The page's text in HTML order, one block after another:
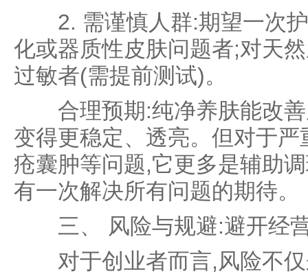
2. 需谨慎人群:期望一次护
化或器质性皮肤问题者;对天
过敏者(需提前测试)。
合理预期:纯净养肤能改善
变得更稳定、透亮。但对于
疮囊肿等问题,它更多是辅助
有一次解决所有问题的期待。
三、 风险与规避:避开经
对于创业者而言,风险不仅